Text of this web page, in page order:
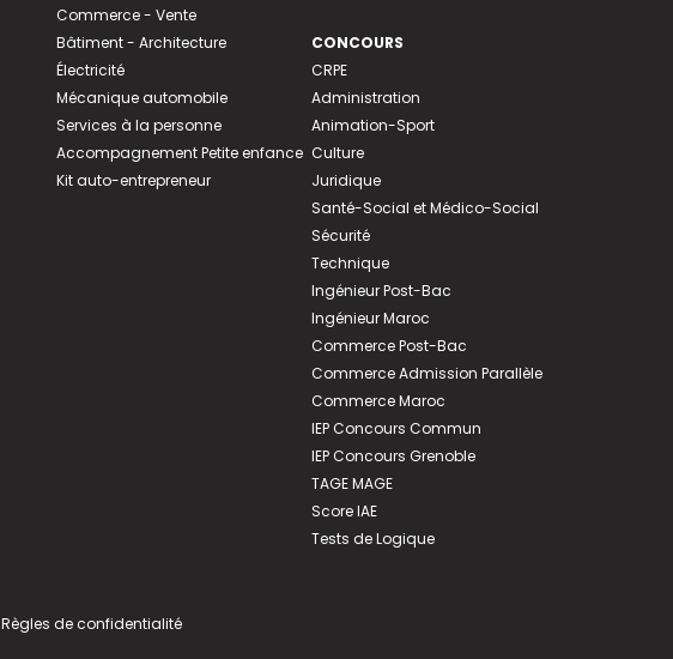
Commerce - Vente
Bâtiment - Architecture
Électricité
Mécanique automobile
Services à la personne
Accompagnement Petite enfance
Kit auto-entrepreneur
CONCOURS
CRPE
Administration
Animation-Sport
Culture
Juridique
Santé-Social et Médico-Social
Sécurité
Technique
Ingénieur Post-Bac
Ingénieur Maroc
Commerce Post-Bac
Commerce Admission Parallèle
Commerce Maroc
IEP Concours Commun
IEP Concours Grenoble
TAGE MAGE
Score IAE
Tests de Logique
Règles de confidentialité